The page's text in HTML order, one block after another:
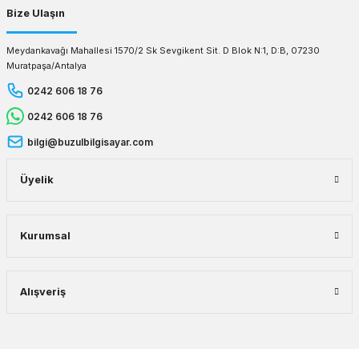
Bize Ulaşın
Meydankavağı Mahallesi 1570/2 Sk Sevgikent Sit. D Blok N:1, D:B, 07230
Muratpaşa/Antalya
0242 606 18 76
0242 606 18 76
bilgi@buzulbilgisayar.com
Üyelik
Kurumsal
Alışveriş